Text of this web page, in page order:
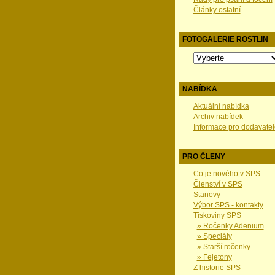
Články ostatní
FOTOGALERIE ROSTLIN
NABÍDKA
Aktuální nabídka
Archiv nabídek
Informace pro
PRO ČLENY
Co je nového v SPS
Členství v SPS
Stanovy
Výbor SPS - kontakty
Tiskoviny SPS
» Ročenky Adenium
» Speciály
» Starší ročenky
» Fejetony
Z historie SPS